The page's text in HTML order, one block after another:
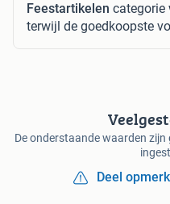
Feestartikelen categorie
terwijl de goedkoopste
De onderstaande waarden
Deel